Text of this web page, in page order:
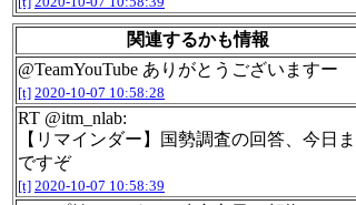
関連するかも情報
@TeamYouTube ありがとうございますー
[t] 2020-10-07 10:58:28
RT @itm_nlab:
【リマインダー】国勢調査の回答、今日
ですぞ
[t] 2020-10-07 10:58:39